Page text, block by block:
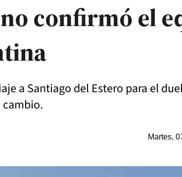
confirmó el
a Santiago del Estero para el
cambio.
Martes,